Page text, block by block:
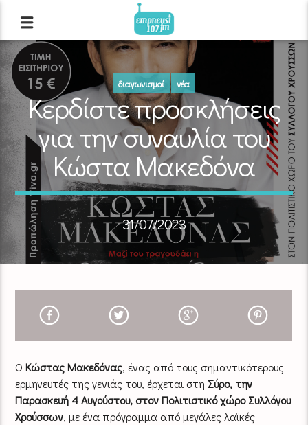
διαγωνισμοί νέα
Κερδίστε προσκλήσεις
για την συναυλία του
Κώστα Μακεδόνα
31/07/2023
ΟΚώστας Μακεδόνας, ένας από τους σημαντικότερους
ερμηνευτές της γενιάς του, έρχεται στη Σύρο, την
Παρασκευή 4 Αυγούστου, στον Πολιτιστικό χώρο Συλλόγου
Χρούσσων, με ένα πρόγραμμα από μεγάλες λαϊκές